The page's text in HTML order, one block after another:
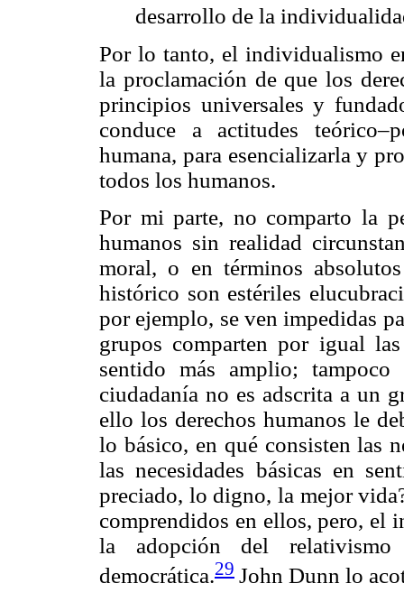
desarrollo de la
Por lo tanto, el individualismo
la proclamación de que los
principios universales y
conduce a actitudes
humana, para esencializarla y
todos los humanos.
Por mi parte, no comparto la
humanos sin realidad
moral, o en términos
histórico son estériles
por ejemplo, se ven impedidas
grupos comparten por igual
sentido más amplio;
ciudadanía no es adscrita a un
ello los derechos humanos le
lo básico, en qué consisten las
las necesidades básicas en
preciado, lo digno, la mejor
comprendidos en ellos, pero, el
la adopción del
democrática.29 John Dunn lo